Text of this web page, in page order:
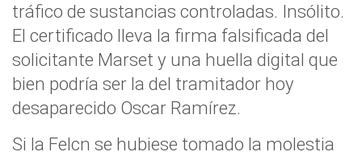
tráfico de sustancias controladas. Insólito.
El certificado lleva la firma falsificada del
solicitante Marset y una huella digital que
bien podría ser la del tramitador hoy
desaparecido Oscar Ramírez.
Si la Felcn se hubiese tomado la molestia